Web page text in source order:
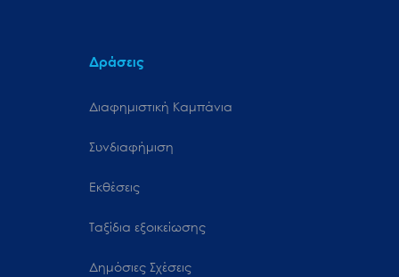
Δράσεις
Διαφημιστική Καμπάνια
Συνδιαφήμιση
Εκθέσεις
Ταξίδια εξοικείωσης
Δημόσιες Σχέσεις